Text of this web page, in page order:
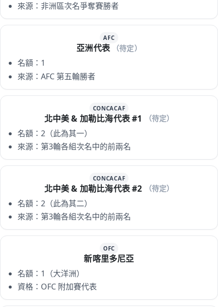
來源：非洲區次名爭奪賽勝者
AFC
亞洲代表 （待定）
名額：1
來源：AFC 第五輪勝者
CONCACAF
北中美 & 加勒比海代表 #1 （待定）
名額：2（此為其一）
來源：第3輪各組次名中的前兩名
CONCACAF
北中美 & 加勒比海代表 #2 （待定）
名額：2（此為其二）
來源：第3輪各組次名中的前兩名
OFC
新喀里多尼亞
名額：1（大洋洲）
資格：OFC 附加賽代表